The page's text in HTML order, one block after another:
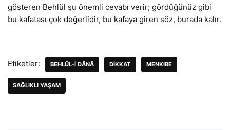
gösteren Behlül şu önemli cevabı verir; gördüğünüz gibi
bu kafatası çok değerlidir, bu kafaya giren söz, burada kalır.
Etiketler: BEHLÛL-I DÂNÂ DIKKAT MENKIBE
SAĞLIKLI YAŞAM